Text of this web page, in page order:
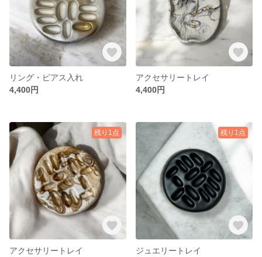
リング・ピアス入れ
4,400円
アクセサリートレイ
4,400円
残り1点
アクセサリートレイ
残り1点
ジュエリートレイ